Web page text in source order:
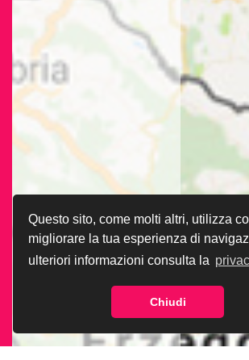
Questo sito, come molti altri, utilizza
migliorare la tua esperienza di
ulteriori informazioni consulta la
Chiudi